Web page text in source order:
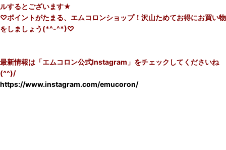
ルするとございます★
♡ポイントがたまる、エムコロンショップ！沢山ためてお得にお買い物
をしましょう(*^-^*)♡
最新情報は「エムコロン公式Instagram」をチェックしてくださいね
(^^)/
https://www.instagram.com/emucoron/